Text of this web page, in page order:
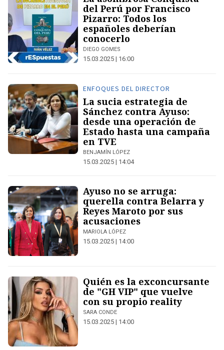
del Perú por Francisco
Pizarro: Todos los
españoles deberían
conocerlo
DIEGO GOMES
15.03.2025 | 16:00
ENFOQUES DEL DIRECTOR
La sucia estrategia de
Sánchez contra Ayuso:
desde una operación de
Estado hasta una campaña
en TVE
BENJAMÍN LÓPEZ
15.03.2025 | 14:04
Ayuso no se arruga:
querella contra Belarra y
Reyes Maroto por sus
acusaciones
MARIOLA LÓPEZ
15.03.2025 | 14:00
Quién es la exconcursante
de "GH VIP" que vuelve
con su propio reality
SARA CONDE
15.03.2025 | 14:00